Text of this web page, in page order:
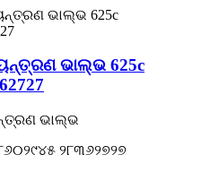
ଭାଲ୍ଭ 625c
ଭାଲ୍ଭ
୨୮୩୬୨୭୨୭